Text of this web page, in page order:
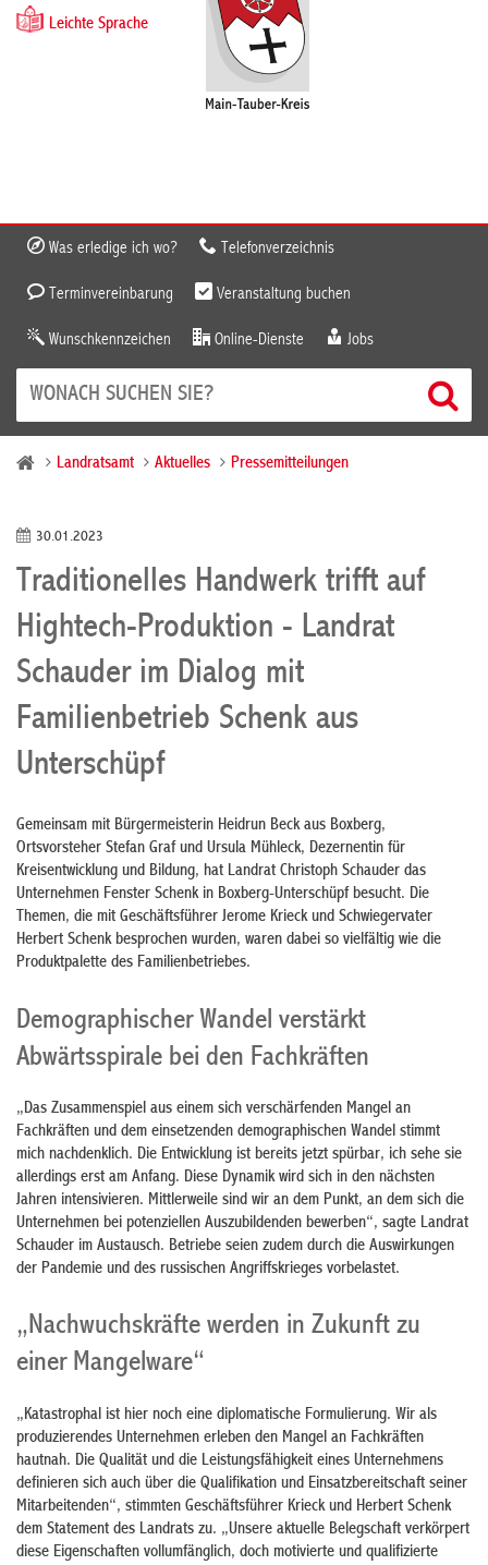
Leichte Sprache
Was erledige ich wo? Telefonverzeichnis
Terminvereinbarung Veranstaltung buchen
Wunschkennzeichen Online-Dienste Jobs
Landratsamt Aktuelles Pressemitteilungen
30.01.2023
Traditionelles Handwerk trifft auf
Hightech-Produktion - Landrat
Schauder im Dialog mit
Familienbetrieb Schenk aus
Unterschüpf
Gemeinsam mit Bürgermeisterin Heidrun Beck aus Boxberg,
Ortsvorsteher Stefan Graf und Ursula Mühleck, Dezernentin für
Kreisentwicklung und Bildung, hat Landrat Christoph Schauder das
Unternehmen Fenster Schenk in Boxberg-Unterschüpf besucht. Die
Themen, die mit Geschäftsführer Jerome Krieck und Schwiegervater
Herbert Schenk besprochen wurden, waren dabei so vielfältig wie die
Produktpalette des Familienbetriebes.
Demographischer Wandel verstärkt
Abwärtsspirale bei den Fachkräften
„Das Zusammenspiel aus einem sich verschärfenden Mangel an
Fachkräften und dem einsetzenden demographischen Wandel stimmt
mich nachdenklich. Die Entwicklung ist bereits jetzt spürbar, ich sehe sie
allerdings erst am Anfang. Diese Dynamik wird sich in den nächsten
Jahren intensivieren. Mittlerweile sind wir an dem Punkt, an dem sich die
Unternehmen bei potenziellen Auszubildenden bewerben“, sagte Landrat
Schauder im Austausch. Betriebe seien zudem durch die Auswirkungen
der Pandemie und des russischen Angriffskrieges vorbelastet.
„Nachwuchskräfte werden in Zukunft zu
einer Mangelware“
„Katastrophal ist hier noch eine diplomatische Formulierung. Wir als
produzierendes Unternehmen erleben den Mangel an Fachkräften
hautnah. Die Qualität und die Leistungsfähigkeit eines Unternehmens
definieren sich auch über die Qualifikation und Einsatzbereitschaft seiner
Mitarbeitenden“, stimmten Geschäftsführer Krieck und Herbert Schenk
dem Statement des Landrats zu. „Unsere aktuelle Belegschaft verkörpert
diese Eigenschaften vollumfänglich, doch motivierte und qualifizierte